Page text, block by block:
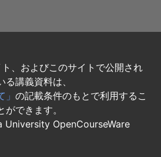
、およびこのサイトで公開され
る講義資料は、
の記載条件のもとで利用するこ
ができます。
University OpenCourseWare